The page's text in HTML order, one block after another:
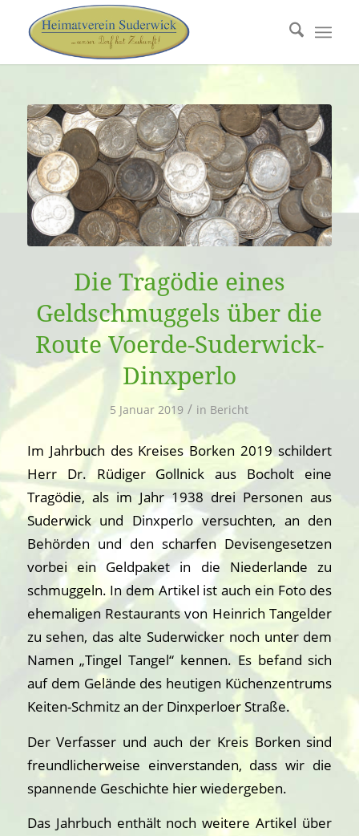
Die Tragödie eines
Geldschmuggels über die
Route Voerde-Suderwick-
Dinxperlo
5 Januar 2019 / in Bericht
Im Jahrbuch des Kreises Borken 2019 schildert
Herr Dr. Rüdiger Gollnick aus Bocholt eine
Tragödie, als im Jahr 1938 drei Personen aus
Suderwick und Dinxperlo versuchten, an den
Behörden und den scharfen Devisengesetzen
vorbei ein Geldpaket in die Niederlande zu
schmuggeln. In dem Artikel ist auch ein Foto des
ehemaligen Restaurants von Heinrich Tangelder
zu sehen, das alte Suderwicker noch unter dem
Namen „Tingel Tangel“ kennen. Es befand sich
auf dem Gelände des heutigen Küchenzentrums
Keiten-Schmitz an der Dinxperloer Straße.
Der Verfasser und auch der Kreis Borken sind
freundlicherweise einverstanden, dass wir die
spannende Geschichte hier wiedergeben.
Das Jahrbuch enthält noch weitere Artikel über